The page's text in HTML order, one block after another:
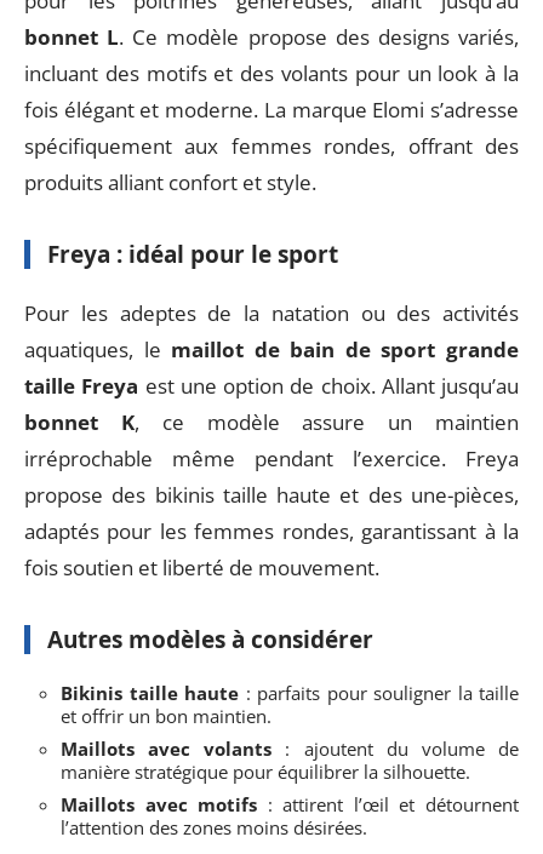
bonnet L. Ce modèle propose des designs variés,
incluant des motifs et des volants pour un look à la
fois élégant et moderne. La marque Elomi s’adresse
spécifiquement aux femmes rondes, offrant des
produits alliant confort et style.
Freya : idéal pour le sport
Pour les adeptes de la natation ou des activités
aquatiques, le maillot de bain de sport grande
taille Freya est une option de choix. Allant jusqu’au
bonnet K, ce modèle assure un maintien
irréprochable même pendant l’exercice. Freya
propose des bikinis taille haute et des une-pièces,
adaptés pour les femmes rondes, garantissant à la
fois soutien et liberté de mouvement.
Autres modèles à considérer
Bikinis taille haute : parfaits pour souligner la taille
et offrir un bon maintien.
Maillots avec volants : ajoutent du volume de
manière stratégique pour équilibrer la silhouette.
Maillots avec motifs : attirent l’œil et détournent
l’attention des zones moins désirées.